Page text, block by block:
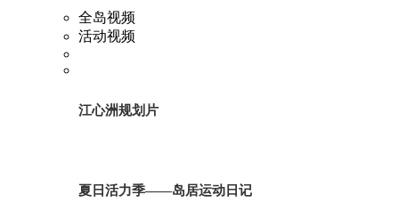
全岛视频
活动视频
江心洲规划片
夏日活力季——岛居运动日记